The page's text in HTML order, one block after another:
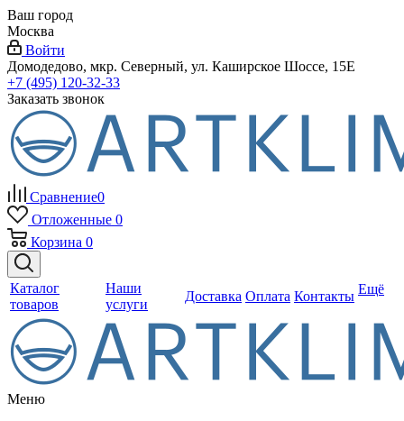
Ваш город
Москва
Войти
Домодедово, мкр. Северный, ул. Каширское Шоссе, 15Е
+7 (495) 120-32-33
Заказать звонок
Сравнение0
Отложенные 0
Корзина 0
Каталог
товаров
Наши
услуги
Доставка Оплата Контакты Ещё
Меню